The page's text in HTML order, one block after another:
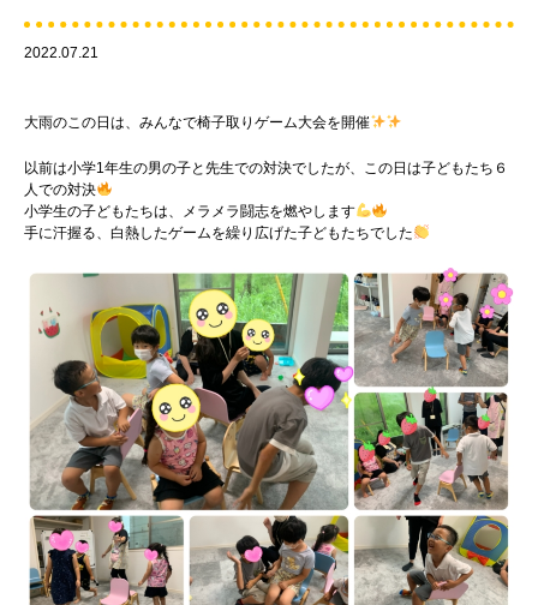
2022.07.21
大雨のこの日は、みんなで椅子取りゲーム大会を開催
以前は小学1年生の男の子と先生での対決でしたが、この日は子どもたち６
人での対決
小学生の子どもたちは、メラメラ闘志を燃やします
手に汗握る、白熱したゲームを繰り広げた子どもたちでした